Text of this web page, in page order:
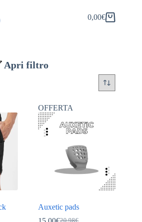
Carrello
0,00€
Apri filtro
OFFERTA
Auxetic pads
20,98€